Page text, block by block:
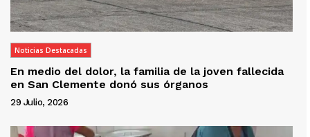
Noticias Destacadas
En medio del dolor, la familia de la joven fallecida
en San Clemente donó sus órganos
29 Julio, 2026